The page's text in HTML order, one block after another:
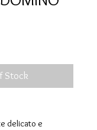
Stock
delicato e